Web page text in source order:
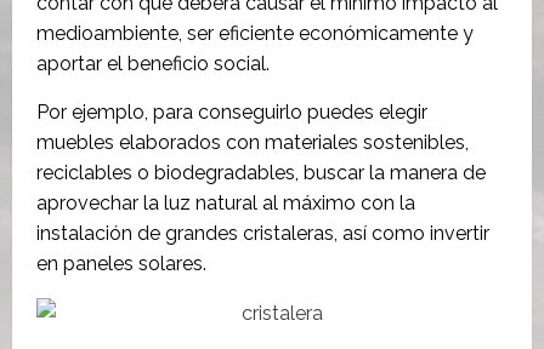
medioambiente, ser eficiente económicamente y
aportar el beneficio social.
Por ejemplo, para conseguirlo puedes elegir
muebles elaborados con materiales sostenibles,
reciclables o biodegradables, buscar la manera de
aprovechar la luz natural al máximo con la
instalación de grandes cristaleras, así como invertir
en paneles solares.